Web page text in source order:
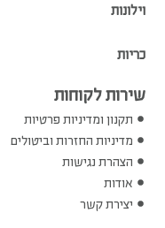
וילונות
כריות
שירות לקוחות
תקנון ומדיניות פרטיות
מדיניות החזרות וביטולים
הצהרת נגישות
אודות
יצירת קשר